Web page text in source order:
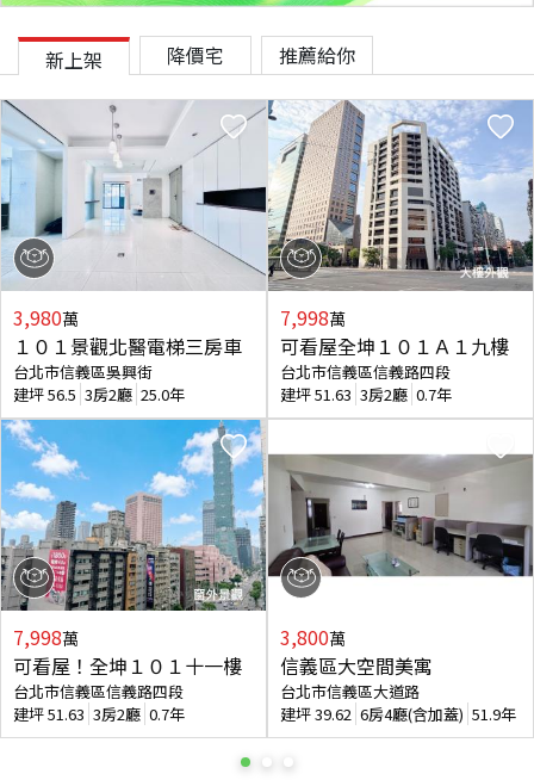
新上架 降價宅 推薦給你
3,980萬
１０１景觀北醫電梯三房車
台北市信義區吳興街
建坪56.5 3房2廳 25.0年
7,998萬
可看屋！全坤１０１十一樓
台北市信義區信義路四段
建坪51.63 3房2廳 0.7年
7,998萬
可看屋全坤１０１Ａ１九樓
台北市信義區信義路四段
建坪51.63 3房2廳 0.7年
3,800萬
信義區大空間美寓
台北市信義區大道路
建坪39.62 6房4廳(含加蓋) 51.9年